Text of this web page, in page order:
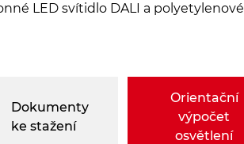
LED svítidlo DALI a polyetylenové
Dokumenty
ke stažení
Orientační
výpočet
osvětlení